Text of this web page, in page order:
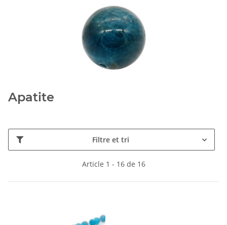
Apatite
Filtre et tri
Article 1 - 16 de 16